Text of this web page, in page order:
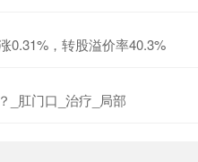
0.31%，转股溢价率40.3%
_肛门口_治疗_局部